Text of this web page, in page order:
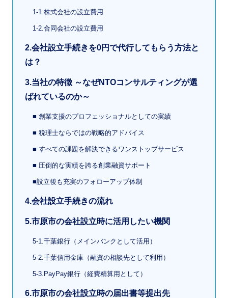
1-1.株式会社の設立費用
1-2.合同会社の設立費用
2.会社設立手続きを0円で代行してもらう方法と
は？
3.当社の特徴 ～なぜNTOコンサルティングが選
ばれているのか～
■ 創業支援のプロフェッショナルとしての実績
■ 税理士ならではの戦略的アドバイス
■ すべての課題を解決できるワンストップサービス
■ 圧倒的な実績を誇る創業融資サポート
■設立後も充実のフォローアップ体制
4.会社設立手続きの流れ
5.市原市の会社設立時に活用したい機関
5-1.千葉銀行（メインバンクとして活用）
5-2.千葉信用金庫（融資の相談先として利用）
5-3.PayPay銀行（経費精算用として）
6.市原市の会社設立時の届出書等提出先